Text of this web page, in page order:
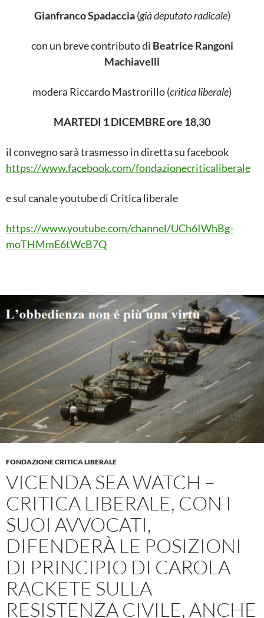
Gianfranco Spadaccia(già deputato radicale)
con un breve contributo di Beatrice Rangoni
Machiavelli
modera Riccardo Mastrorillo (critica liberale)
MARTEDI 1 DICEMBRE ore 18,30
il convegno sarà trasmesso in diretta su facebook
https://www.facebook.com/fondazionecriticaliberale
e sul canale youtube di Critica liberale
https://www.youtube.com/channel/UCh6IWhBg-
moTHMmE6tWcB7Q
FONDAZIONE CRITICA LIBERALE
VICENDA SEA WATCH –
CRITICA LIBERALE, CON I
SUOI AVVOCATI,
DIFENDERÀ LE POSIZIONI
DI PRINCIPIO DI CAROLA
RACKETE SULLA
RESISTENZA CIVILE, ANCHE